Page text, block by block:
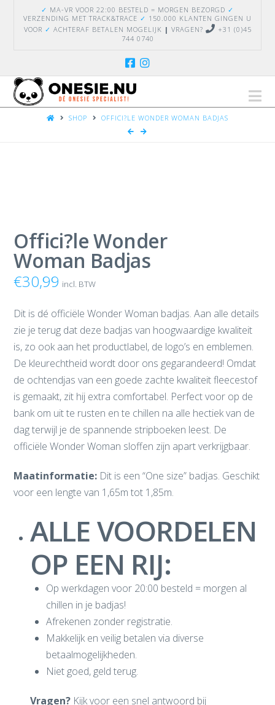
✓ MA-VR VOOR 22:00 BESTELD = MORGEN BEZORGD ✓
VERZENDING MET TRACK&TRACE ✓ 150.000 KLANTEN GINGEN U
VOOR ✓ ACHTERAF BETALEN MOGELIJK | VRAGEN?
+31 (0)45
744 0740
HOMESHOP OFFICI?LE WONDER WOMAN BADJAS
Offici?le Wonder
Woman Badjas
€30,99 incl. BTW
Dit is dé officiële Wonder Woman badjas. Aan alle details
zie je terug dat deze badjas van hoogwaardige kwaliteit
is, zo ook aan het productlabel, de logo’s en emblemen.
De kleurechtheid wordt door ons gegarandeerd! Omdat
de ochtendjas van een goede zachte kwaliteit fleecestof
is gemaakt, zit hij extra comfortabel. Perfect voor op de
bank om uit te rusten en te chillen na alle hectiek van de
dag terwijl je de spannende stripboeken leest. De
officiële Wonder Woman sloffen zijn apart verkrijgbaar.
Maatinformatie: Dit is een “One size” badjas. Geschikt
voor een lengte van 1,65m tot 1,85m.
ALLE VOORDELEN
OP EEN RIJ:
Op werkdagen voor 20:00 besteld = morgen al
chillen in je badjas!
Afrekenen zonder registratie.
Makkelijk en veilig betalen via diverse
betaalmogelijkheden.
Niet goed, geld terug.
Vragen?Kijk voor een snel antwoord bij